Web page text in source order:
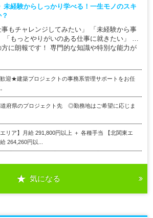
未経験からしっかり学べる！一生モノのスキ
事もチャレンジしてみたい」 「未経験から事
「もっとやりがいのある仕事に就きたい」 …
に朗報です！ 専門的な知識や特別な能力が
迎★建築プロジェクトの事務系管理サポートをお任
道府県のプロジェクト先 ◎勤務地はご希望に応じま
エリア】月給 291,800円以上 ＋ 各種手当 【北関東エ
264,260円以...
気になる